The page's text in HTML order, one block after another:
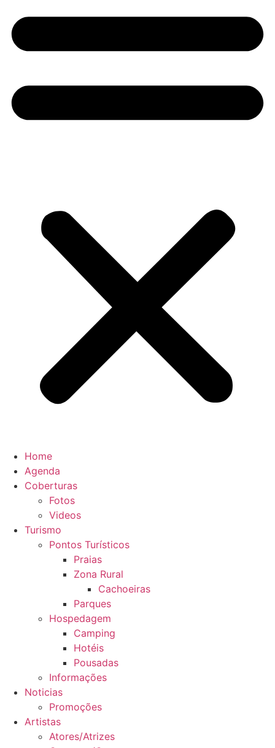
Home
Agenda
Coberturas
Fotos
Videos
Turismo
Pontos Turísticos
Praias
Zona Rural
Cachoeiras
Parques
Hospedagem
Camping
Hotéis
Pousadas
Informações
Noticias
Promoções
Artistas
Atores/Atrizes